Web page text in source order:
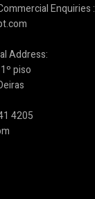
Enquiries :
Address:
piso
4205